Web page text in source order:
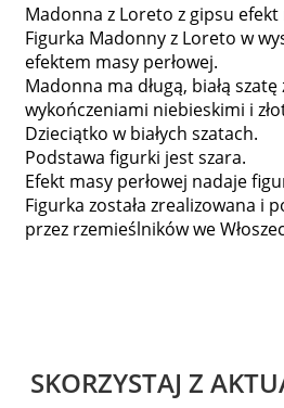
Madonna z Loreto z gipsu efekt
Figurka Madonny z Loreto w
efektem masy perłowej.
Madonna ma długą, białą
wykończeniami niebieskimi i
Dzieciątko w białych szatach.
Podstawa figurki jest szara.
Efekt masy perłowej nadaje
Figurka została zrealizowana i
przez rzemieślników we
SKORZYSTAJ Z